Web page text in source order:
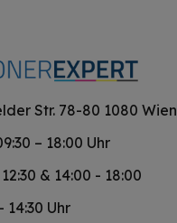
Str. 78-80 1080 Wien
– 18:00 Uhr
& 14:00 - 18:00
14:30 Uhr